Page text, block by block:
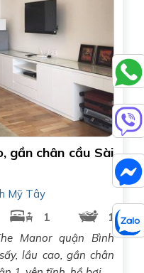
gần chân cầu Sài
Mỹ Tây
1
1
Manor quận Bình
lầu cao, gần chân